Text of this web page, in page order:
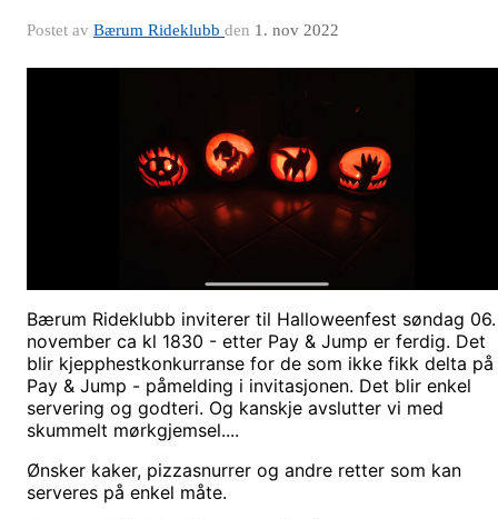
Postet av Bærum Rideklubb den 1. nov 2022
Bærum Rideklubb inviterer til Halloweenfest søndag 06.
november ca kl 1830 - etter Pay & Jump er ferdig. Det
blir kjepphestkonkurranse for de som ikke fikk delta på
Pay & Jump - påmelding i invitasjonen. Det blir enkel
servering og godteri. Og kanskje avslutter vi med
skummelt mørkgjemsel....
Ønsker kaker, pizzasnurrer og andre retter som kan
serveres på enkel måte.